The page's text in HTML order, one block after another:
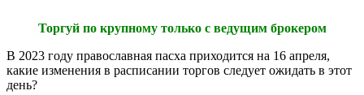
Торгуй по крупному только с ведущим брокером
В 2023 году православная пасха приходится на 16 апреля,
какие изменения в расписании торгов следует ожидать в этот
день?